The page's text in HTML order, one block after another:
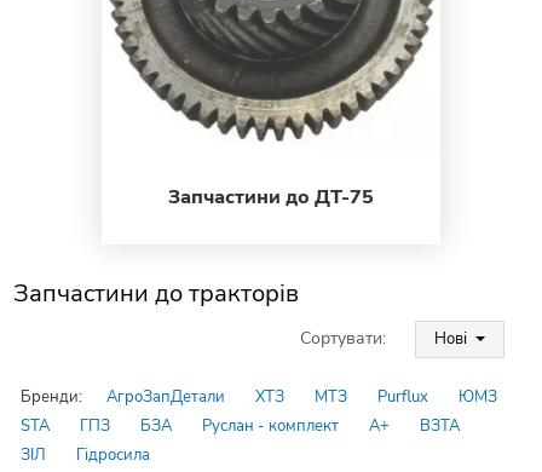
Запчастини до ДТ-75
Запчастини до тракторів
Сортувати: Нові
Бренди: АгроЗапДетали ХТЗ МТЗ Purflux
ЮМЗ
STA
ГПЗ БЗА Руслан - комплект A+
ВЗТА
ЗІЛ
Гідросила